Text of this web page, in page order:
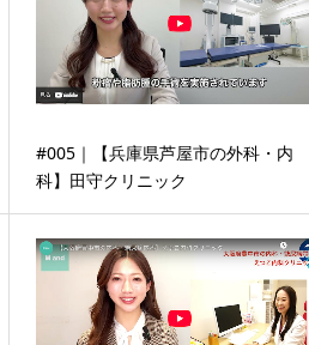
#005｜【兵庫県芦屋市の外科・内
科】田守クリニック